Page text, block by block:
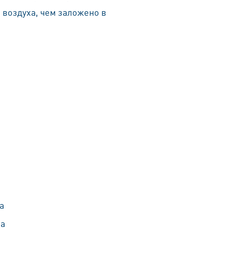
чем заложено в